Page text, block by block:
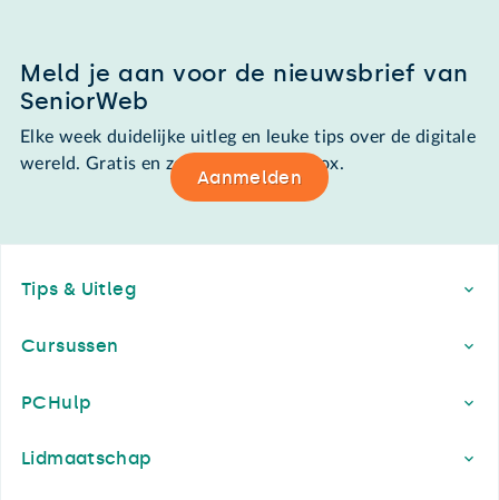
Meld je aan voor de nieuwsbrief van
SeniorWeb
Elke week duidelijke uitleg en leuke tips over de digitale
wereld. Gratis en zomaar in de mailbox.
Aanmelden
Tips & Uitleg
Cursussen
PCHulp
Lidmaatschap